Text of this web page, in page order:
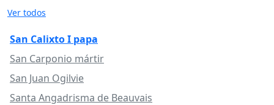
Ver todos
San Calixto I papa
San Carponio mártir
San Juan Ogilvie
Santa Angadrisma de Beauvais